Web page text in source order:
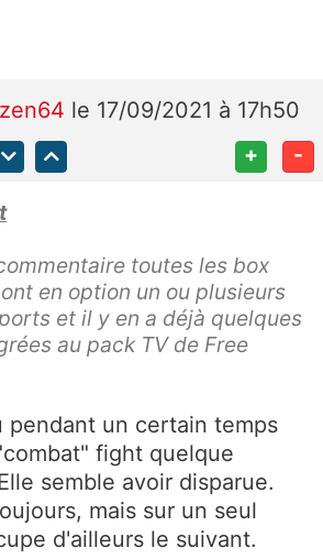
zen64 le 17/09/2021 à 17h50
+ -
toutes les box
en option un ou plusieurs
et il y en a déjà quelques
au pack TV de Free
un certain temps
fight quelque
semble avoir disparue.
mais sur un seul
d'ailleurs le suivant.